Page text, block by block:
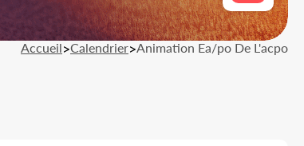
Accueil>Calendrier>Animation Ea/po De L'acpo